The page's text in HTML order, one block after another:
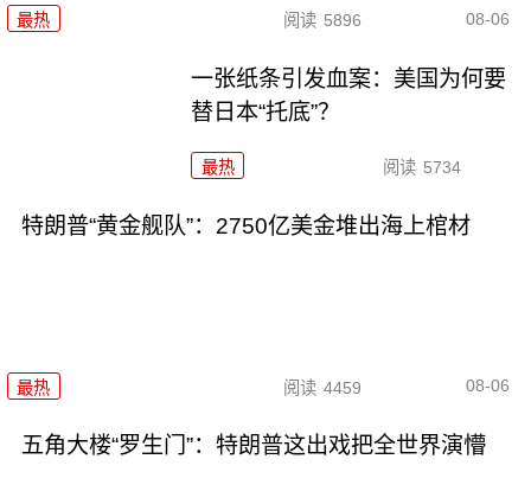
最热 阅读 5896 08-06
一张纸条引发血案：美国为何要
替日本“托底”？
最热 阅读 5734
特朗普“黄金舰队”：2750亿美金堆出海上棺材
最热 阅读 4459 08-06
五角大楼“罗生门”：特朗普这出戏把全世界演懵